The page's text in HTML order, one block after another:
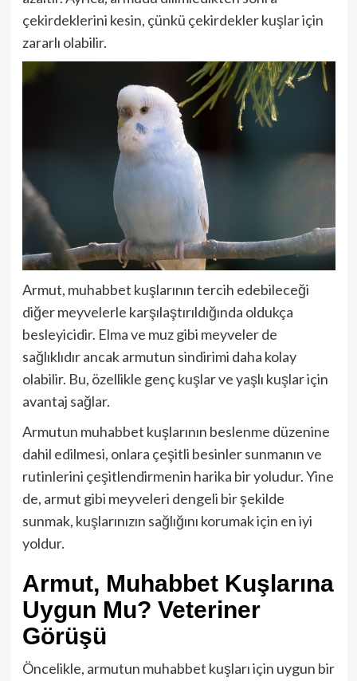
çekirdeklerini kesin, çünkü çekirdekler kuşlar için
zararlı olabilir.
Armut, muhabbet kuşlarının tercih edebileceği
diğer meyvelerle karşılaştırıldığında oldukça
besleyicidir. Elma ve muz gibi meyveler de
sağlıklıdır ancak armutun sindirimi daha kolay
olabilir. Bu, özellikle genç kuşlar ve yaşlı kuşlar için
avantaj sağlar.
Armutun muhabbet kuşlarının beslenme düzenine
dahil edilmesi, onlara çeşitli besinler sunmanın ve
rutinlerini çeşitlendirmenin harika bir yoludur. Yine
de, armut gibi meyveleri dengeli bir şekilde
sunmak, kuşlarınızın sağlığını korumak için en iyi
yoldur.
Armut, Muhabbet Kuşlarına
Uygun Mu? Veteriner
Görüşü
Öncelikle, armutun muhabbet kuşları için uygun bir